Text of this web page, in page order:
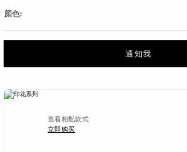
颜色:
通知我
查看相配款式
立即购买